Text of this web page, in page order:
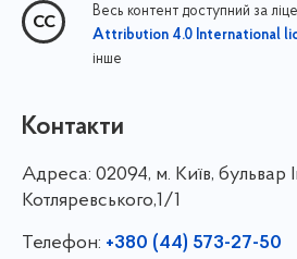
Весь контент доступний за
Attribution 4.0 International
інше
Контакти
Адреса: 02094, м. Київ, бульвар
Котляревського,1/1
Телефон: +380 (44) 573-27-50